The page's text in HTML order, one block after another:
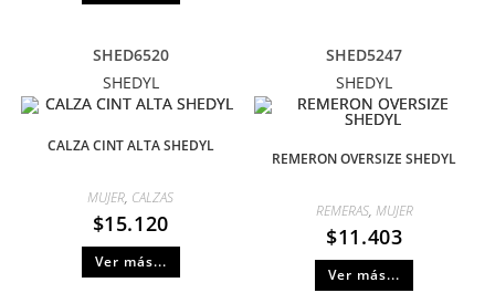
SHED6520
SHEDYL
CALZA CINT ALTA SHEDYL
MUJER, CALZAS
$15.120
Ver más...
SHED5247
SHEDYL
REMERON OVERSIZE SHEDYL
REMERAS, MUJER
$11.403
Ver más...